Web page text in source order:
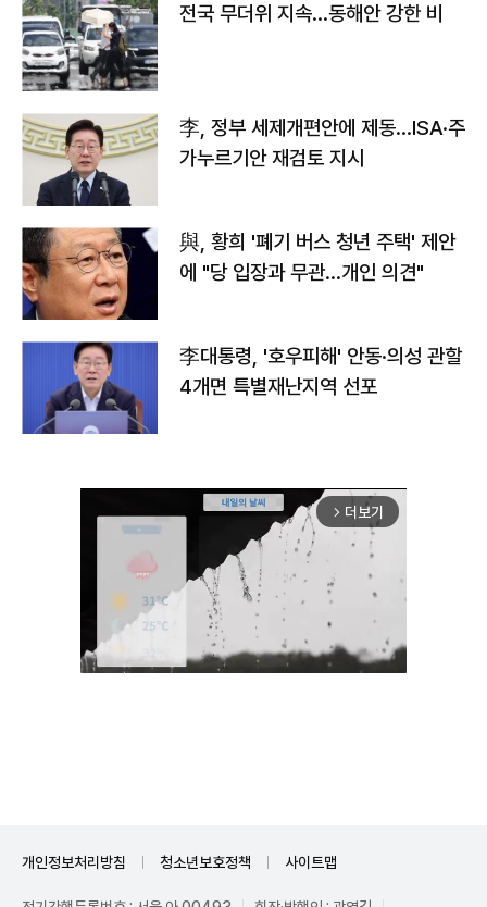
전국 무더위 지속…동해안 강한 비
李, 정부 세제개편안에 제동…ISA·주
가누르기안 재검토 지시
與, 황희 '폐기 버스 청년 주택' 제안
에 "당 입장과 무관…개인 의견"
李대통령, '호우피해' 안동·의성 관할
4개면 특별재난지역 선포
arrow_forward_ios 더보기
개인정보처리방침 청소년보호정책 사이트맵